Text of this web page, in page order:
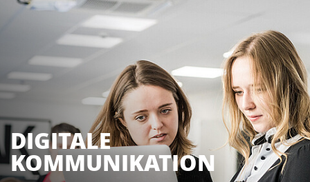
DIGITALE
KOMMUNIKATION